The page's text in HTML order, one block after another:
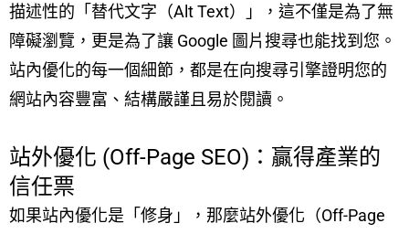
描述性的「替代文字（Alt Text）」，這不僅是為了無
障礙瀏覽，更是為了讓 Google 圖片搜尋也能找到您。
站內優化的每一個細節，都是在向搜尋引擎證明您的
網站內容豐富、結構嚴謹且易於閱讀。
站外優化 (Off-Page SEO)：贏得產業的
信任票
如果站內優化是「修身」，那麼站外優化（Off-Page